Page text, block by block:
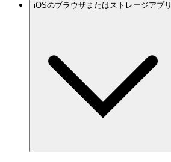
iOSのブラウザまたはストレージアプリ